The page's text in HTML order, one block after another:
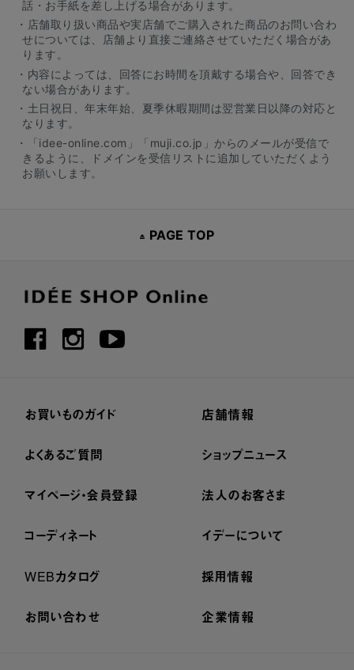
話・お手紙を差し上げる場合があります。
・店舗取り扱い商品や実店舗でご購入された商品のお問い合わ
せについては、店舗より直接ご連絡させていただく場合があ
ります。
・内容によっては、回答にお時間を頂戴する場合や、回答でき
ない場合があります。
・土日祝日、年末年始、夏季休暇期間は翌営業日以降の対応と
なります。
・「idee-online.com」「muji.co.jp」からのメールが受信で
きるように、ドメインを受信リストに追加していただくよう
お願いします。
PAGE TOP
お買いものガイド
よくあるご質問
マイページ・会員登録
コーディネート
WEBカタログ
お問い合わせ
店舗情報
ショップニュース
法人のお客さま
イデーについて
採用情報
企業情報